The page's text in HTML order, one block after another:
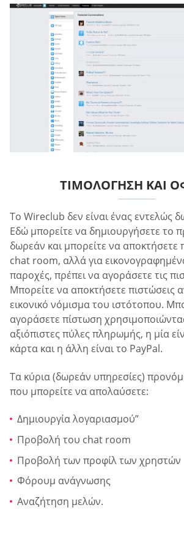
ΤΙΜΟΛΌΓΗΣΗ ΚΑΙ
Το Wireclub δεν είναι ένας εντελώς
Εδώ μπορείτε να δημιουργήσετε το
δωρεάν και μπορείτε να
chat room, αλλά για
παροχές, πρέπει να αγοράσετε τις
Μπορείτε να αποκτήσετε πιστώσεις
εικονικό νόμισμα του ιστότοπου.
αγοράσετε πίστωση
αξιόπιστες πύλες πληρωμής, η μία
κάρτα και η άλλη είναι το PayPal.
Τα κύρια (δωρεάν υπηρεσίες)
που μπορείτε να απολαύσετε:
Δημιουργία λογαριασμού”
Προβολή του chat room
Προβολή των προφίλ των χρηστών
Φόρουμ ανάγνωσης
Αναζήτηση μελών.